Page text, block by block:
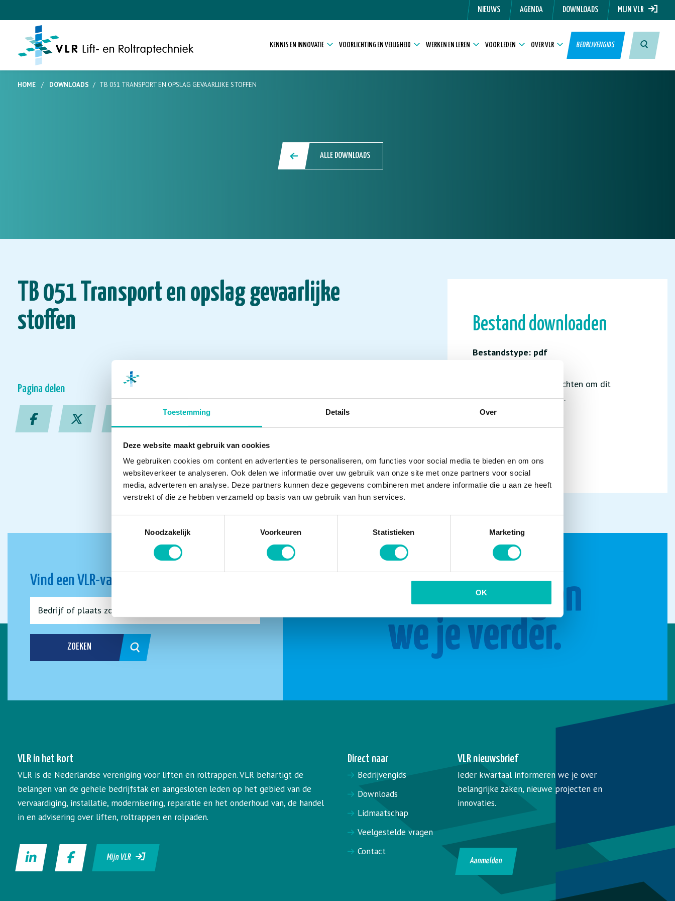
Toestemming Details Over
Deze website maakt gebruik van cookies
We gebruiken cookies om content en advertenties te personaliseren, om functies voor social media te bieden en om ons
websiteverkeer te analyseren. Ook delen we informatie over uw gebruik van onze site met onze partners voor social
media, adverteren en analyse. Deze partners kunnen deze gegevens combineren met andere informatie die u aan ze heeft
verstrekt of die ze hebben verzameld op basis van uw gebruik van hun services.
Noodzakelijk
Voorkeuren Statistieken Marketing
OK
NIEUWS AGENDA DOWNLOADS MIJN VLR
KENNIS EN INNOVATIE VOORLICHTING EN VEILIGHEID WERKEN EN LEREN VOOR LEDEN OVER VLR BEDRIJVENGIDS
HOME / DOWNLOADS / TB 051 TRANSPORT EN OPSLAG GEVAARLIJKE STOFFEN
ALLE DOWNLOADS
TB 051 Transport en opslag gevaarlijke
stoffen
Pagina delen
Bestand downloaden
Bestandstype: pdf
Je hebt niet de juiste rechten om dit
bestand te downloaden.
Vind een VLR-vakbedrijf bij jou in de buurt
ZOEKEN
Samen brengen
we je verder.
VLR in het kort
VLR is de Nederlandse vereniging voor liften en roltrappen. VLR behartigt de
belangen van de gehele bedrijfstak en aangesloten leden op het gebied van de
vervaardiging, installatie, modernisering, reparatie en het onderhoud van, de handel
in en advisering over liften, roltrappen en rolpaden.
Mijn VLR
Direct naar
Bedrijvengids
Downloads
Lidmaatschap
Veelgestelde vragen
Contact
VLR nieuwsbrief
Ieder kwartaal informeren we je over
belangrijke zaken, nieuwe projecten en
innovaties.
Aanmelden